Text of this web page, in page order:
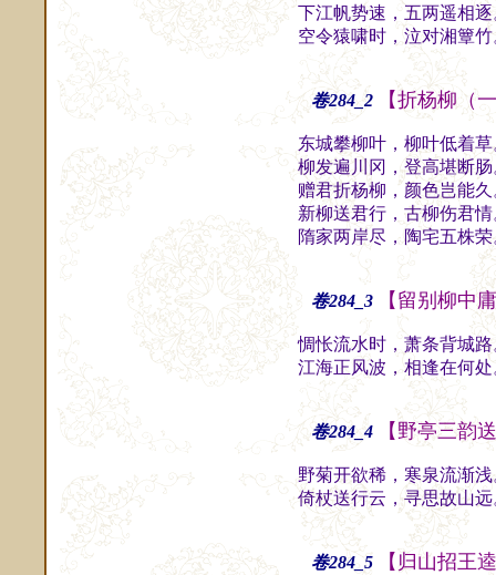
下江帆势速，五两遥相
空令猿啸时，泣对湘簟竹
卷284_2 【折杨柳（
东城攀柳叶，柳叶低着
柳发遍川冈，登高堪断
赠君折杨柳，颜色岂能
新柳送君行，古柳伤君
隋家两岸尽，陶宅五株
卷284_3 【留别柳中
惆怅流水时，萧条背城
江海正风波，相逢在何处
卷284_4 【野亭三韵
野菊开欲稀，寒泉流渐
倚杖送行云，寻思故山远
卷284_5 【归山招王